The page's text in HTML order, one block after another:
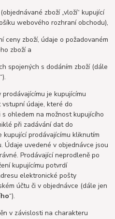
zboží „vloží“ kupující
webového rozhraní obchodu),
zboží, údaje o požadovaném
zboží a
s dodáním zboží (dále
“).
je kupujícímu
údaje, které do
ohledem na možnost kupujícího
při zadávání dat do
prodávajícímu kliknutím
Údaje uvedené v objednávce jsou
Prodávající neprodleně po
kupujícímu potvrdí
elektronické pošty
účtu či v objednávce (dále jen
“).
v závislosti na charakteru